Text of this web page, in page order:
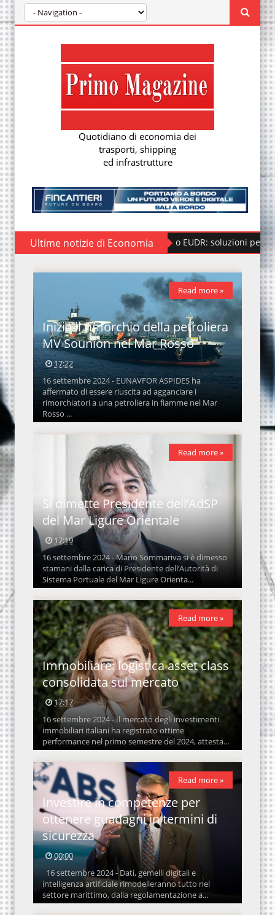
Quotidiano di economia dei
trasporti, shipping
ed infrastrutture
Ultime notizie di Economia
Regolamento EUDR: soluzioni per la nuova
Inizia il rimorchio della petroliera
MV Sounion nel Mar Rosso
17:22
16 settembre 2024 - EUNAVFOR ASPIDES ha
affermato di essere riuscita ad agganciare i
rimorchiatori a una petroliera in fiamme nel Mar
Rosso ...
Read more »
Si dimette Presidente dell’AdSP
del Mar Ligure Orientale
17:19
16 settembre 2024 - Mario Sommariva si è dimesso
stamani dalla carica di Presidente dell’Autorità di
Sistema Portuale del Mar Ligure Orienta...
Read more »
Immobiliare: logistica asset class
consolidata sul mercato
17:17
16 settembre 2024 - Il mercato degli investimenti
immobiliari italiani ha registrato ottime
performance nel primo semestre del 2024, attesta...
Read more »
Investire in competenze per
ottenere guadagni in termini di
sicurezza
00:00
16 settembre 2024 - Dati, gemelli digitali e
intelligenza artificiale rimodelleranno tutto nel
settore marittimo, dalla regolamentazione a...
Read more »